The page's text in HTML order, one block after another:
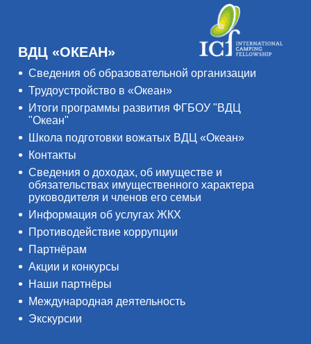
ВДЦ «ОКЕАН»
Сведения об образовательной организации
Трудоустройство в «Океан»
Итоги программы развития ФГБОУ "ВДЦ
"Океан"
Школа подготовки вожатых ВДЦ «Океан»
Контакты
Сведения о доходах, об имуществе и
обязательствах имущественного характера
руководителя и членов его семьи
Информация об услугах ЖКХ
Противодействие коррупции
Партнёрам
Акции и конкурсы
Наши партнёры
Международная деятельность
Экскурсии